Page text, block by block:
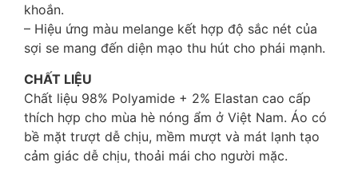
khoắn.
– Hiệu ứng màu melange kết hợp độ sắc nét của
sợi se mang đến diện mạo thu hút cho phái mạnh.
CHẤT LIỆU
Chất liệu 98% Polyamide + 2% Elastan cao cấp
thích hợp cho mùa hè nóng ẩm ở Việt Nam. Áo có
bề mặt trượt dễ chịu, mềm mượt và mát lạnh tạo
cảm giác dễ chịu, thoải mái cho người mặc.